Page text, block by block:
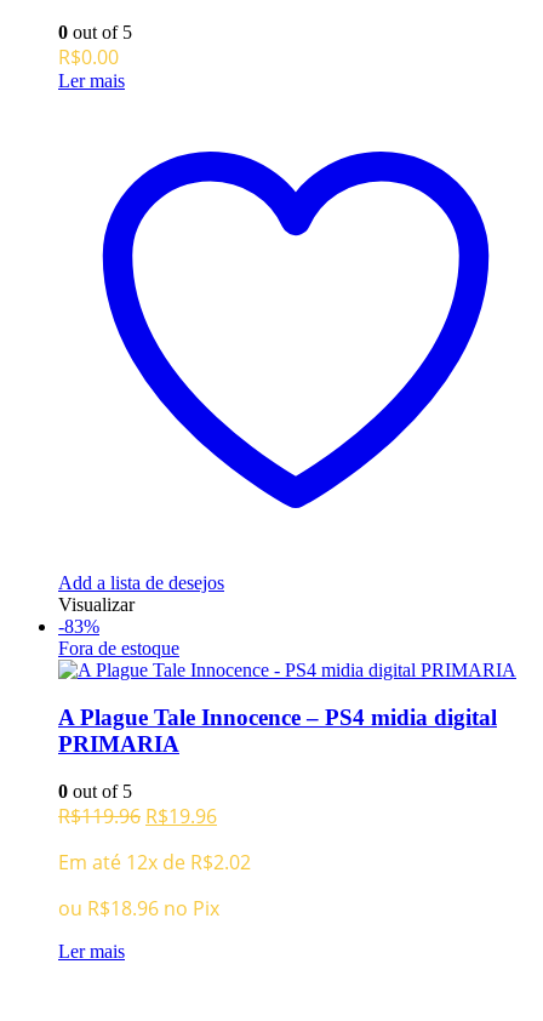
0 out of 5
R$0.00
Ler mais
Add a lista de desejos
Visualizar
-83%
Fora de estoque
A Plague Tale Innocence – PS4 midia digital
PRIMARIA
0 out of 5
R$119.96 O
original
era:
R$119.96.
R$19.96O
atual
R$19.96.
Em até 12x de R$2.02
ou R$18.96 no Pix
Ler mais